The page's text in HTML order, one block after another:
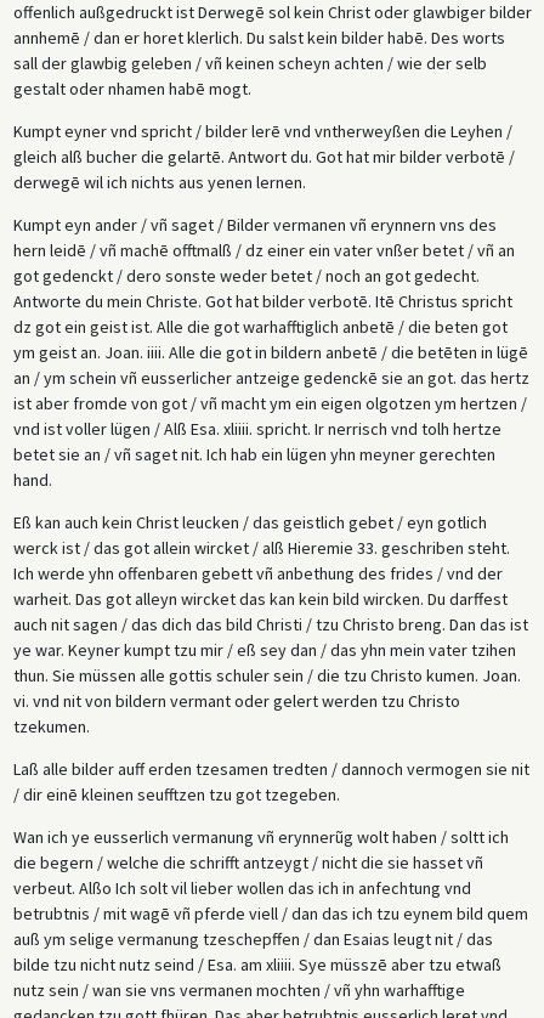
offenlich außgedruckt ist Derwegē sol kein Christ oder glawbiger bilder
annhemē / dan er horet klerlich. Du salst kein bilder habē. Des worts
sall der glawbig geleben / vñ keinen scheyn achten / wie der selb
gestalt oder nhamen habē mogt.
Kumpt eyner vnd spricht / bilder lerē vnd vntherweyßen die Leyhen /
gleich alß bucher die gelartē. Antwort du. Got hat mir bilder verbotē /
derwegē wil ich nichts aus yenen lernen.
Kumpt eyn ander / vñ saget / Bilder vermanen vñ erynnern vns des
hern leidē / vñ machē offtmalß / dz einer ein vater vnßer betet / vñ an
got gedenckt / dero sonste weder betet / noch an got gedecht.
Antworte du mein Christe. Got hat bilder verbotē. Itē Christus spricht
dz got ein geist ist. Alle die got warhafftiglich anbetē / die beten got
ym geist an. Joan. iiii. Alle die got in bildern anbetē / die betēten in lügē
an / ym schein vñ eusserlicher antzeige gedenckē sie an got. das hertz
ist aber fromde von got / vñ macht ym ein eigen olgotzen ym hertzen /
vnd ist voller lügen / Alß Esa. xliiii. spricht. Ir nerrisch vnd tolh hertze
betet sie an / vñ saget nit. Ich hab ein lügen yhn meyner gerechten
hand.
Eß kan auch kein Christ leucken / das geistlich gebet / eyn gotlich
werck ist / das got allein wircket / alß Hieremie 33. geschriben steht.
Ich werde yhn offenbaren gebett vñ anbethung des frides / vnd der
warheit. Das got alleyn wircket das kan kein bild wircken. Du darffest
auch nit sagen / das dich das bild Christi / tzu Christo breng. Dan das ist
ye war. Keyner kumpt tzu mir / eß sey dan / das yhn mein vater tzihen
thun. Sie müssen alle gottis schuler sein / die tzu Christo kumen. Joan.
vi. vnd nit von bildern vermant oder gelert werden tzu Christo
tzekumen.
Laß alle bilder auff erden tzesamen tredten / dannoch vermogen sie nit
/ dir einē kleinen seufftzen tzu got tzegeben.
Wan ich ye eusserlich vermanung vñ erynnerũg wolt haben / soltt ich
die begern / welche die schrifft antzeygt / nicht die sie hasset vñ
verbeut. Alßo Ich solt vil lieber wollen das ich in anfechtung vnd
betrubtnis / mit wagē vñ pferde viell / dan das ich tzu eynem bild quem
auß ym selige vermanung tzeschepffen / dan Esaias leugt nit / das
bilde tzu nicht nutz seind / Esa. am xliiii. Sye müsszē aber tzu etwaß
nutz sein / wan sie vns vermanen mochten / vñ yhn warhafftige